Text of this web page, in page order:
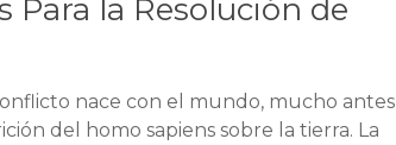
Para la Resolución de
nace con el mundo, mucho antes
del homo sapiens sobre la tierra. La